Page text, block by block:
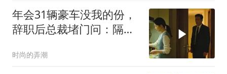
年会31辆豪车没我的份，
辞职后总裁堵门问：隔壁
时尚的弄潮